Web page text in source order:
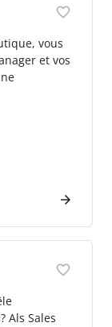
vous
et vos
Als Sales